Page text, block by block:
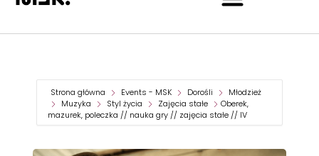
Strona główna Events - MSK Dorośli
Młodzież
Muzyka
Styl życia Zajęcia stałe
Oberek,
mazurek, poleczka // nauka gry // zajęcia stałe // IV